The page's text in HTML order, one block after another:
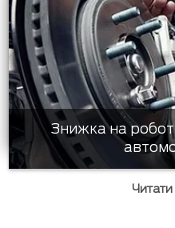
Знижка на
Читати